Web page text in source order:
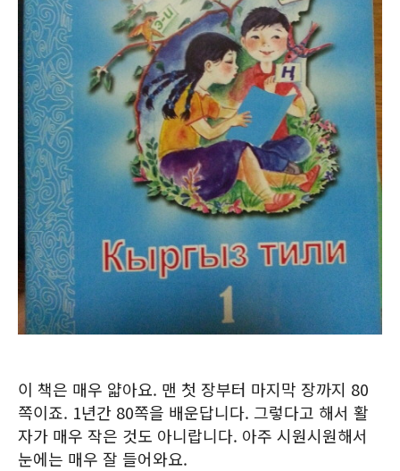
이 책은 매우 얇아요. 맨 첫 장부터 마지막 장까지 80
쪽이죠. 1년간 80쪽을 배운답니다. 그렇다고 해서 활
자가 매우 작은 것도 아니랍니다. 아주 시원시원해서
눈에는 매우 잘 들어와요.